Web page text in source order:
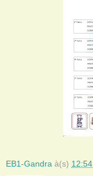
EB1-Gandra à(s) 12:54